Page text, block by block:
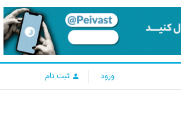
ورود ثبت نام